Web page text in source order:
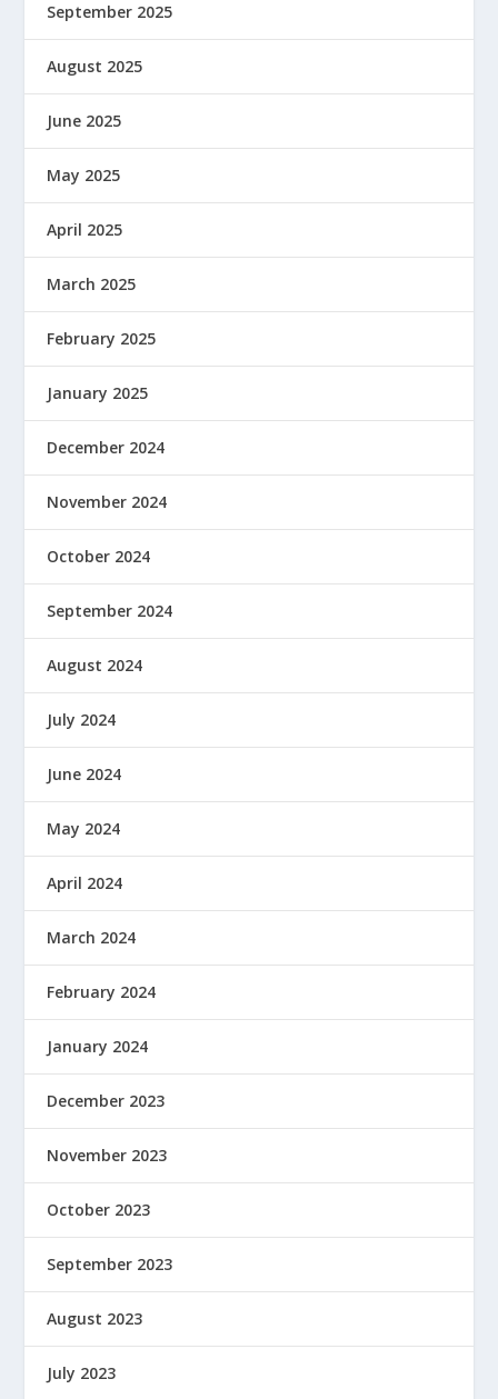
September 2025
August 2025
June 2025
May 2025
April 2025
March 2025
February 2025
January 2025
December 2024
November 2024
October 2024
September 2024
August 2024
July 2024
June 2024
May 2024
April 2024
March 2024
February 2024
January 2024
December 2023
November 2023
October 2023
September 2023
August 2023
July 2023